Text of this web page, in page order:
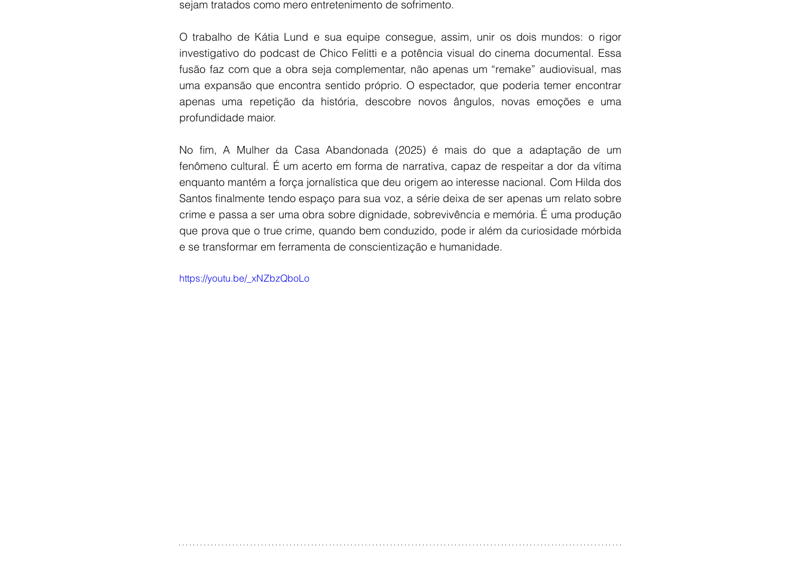
sejam tratados como mero entretenimento de sofrimento.
O trabalho de Kátia Lund e sua equipe consegue, assim, unir os dois mundos: o rigor
investigativo do podcast de Chico Felitti e a potência visual do cinema documental. Essa
fusão faz com que a obra seja complementar, não apenas um “remake” audiovisual, mas
uma expansão que encontra sentido próprio. O espectador, que poderia temer encontrar
apenas uma repetição da história, descobre novos ângulos, novas emoções e uma
profundidade maior.
No fim, A Mulher da Casa Abandonada (2025) é mais do que a adaptação de um
fenômeno cultural. É um acerto em forma de narrativa, capaz de respeitar a dor da vítima
enquanto mantém a força jornalística que deu origem ao interesse nacional. Com Hilda dos
Santos finalmente tendo espaço para sua voz, a série deixa de ser apenas um relato sobre
crime e passa a ser uma obra sobre dignidade, sobrevivência e memória. É uma produção
que prova que o true crime, quando bem conduzido, pode ir além da curiosidade mórbida
e se transformar em ferramenta de conscientização e humanidade.
https://youtu.be/_xNZbzQboLo